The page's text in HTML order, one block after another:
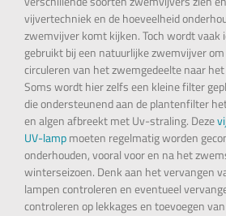
vijvertechniek en de hoeveelheid
zwemvijver komt kijken. Toch wordt vaak
gebruikt bij een natuurlijke zwemvijver
circuleren van het zwemgedeelte naar
Soms wordt hier zelfs een kleine filter
die ondersteunend aan de plantenfilter
en algen afbreekt met Uv-straling. Deze
UV-lampmoeten regelmatig worden
onderhouden, vooral voor en na het
winterseizoen. Denk aan het vervangen
lampen controleren en eventueel
controleren op lekkages en toevoegen